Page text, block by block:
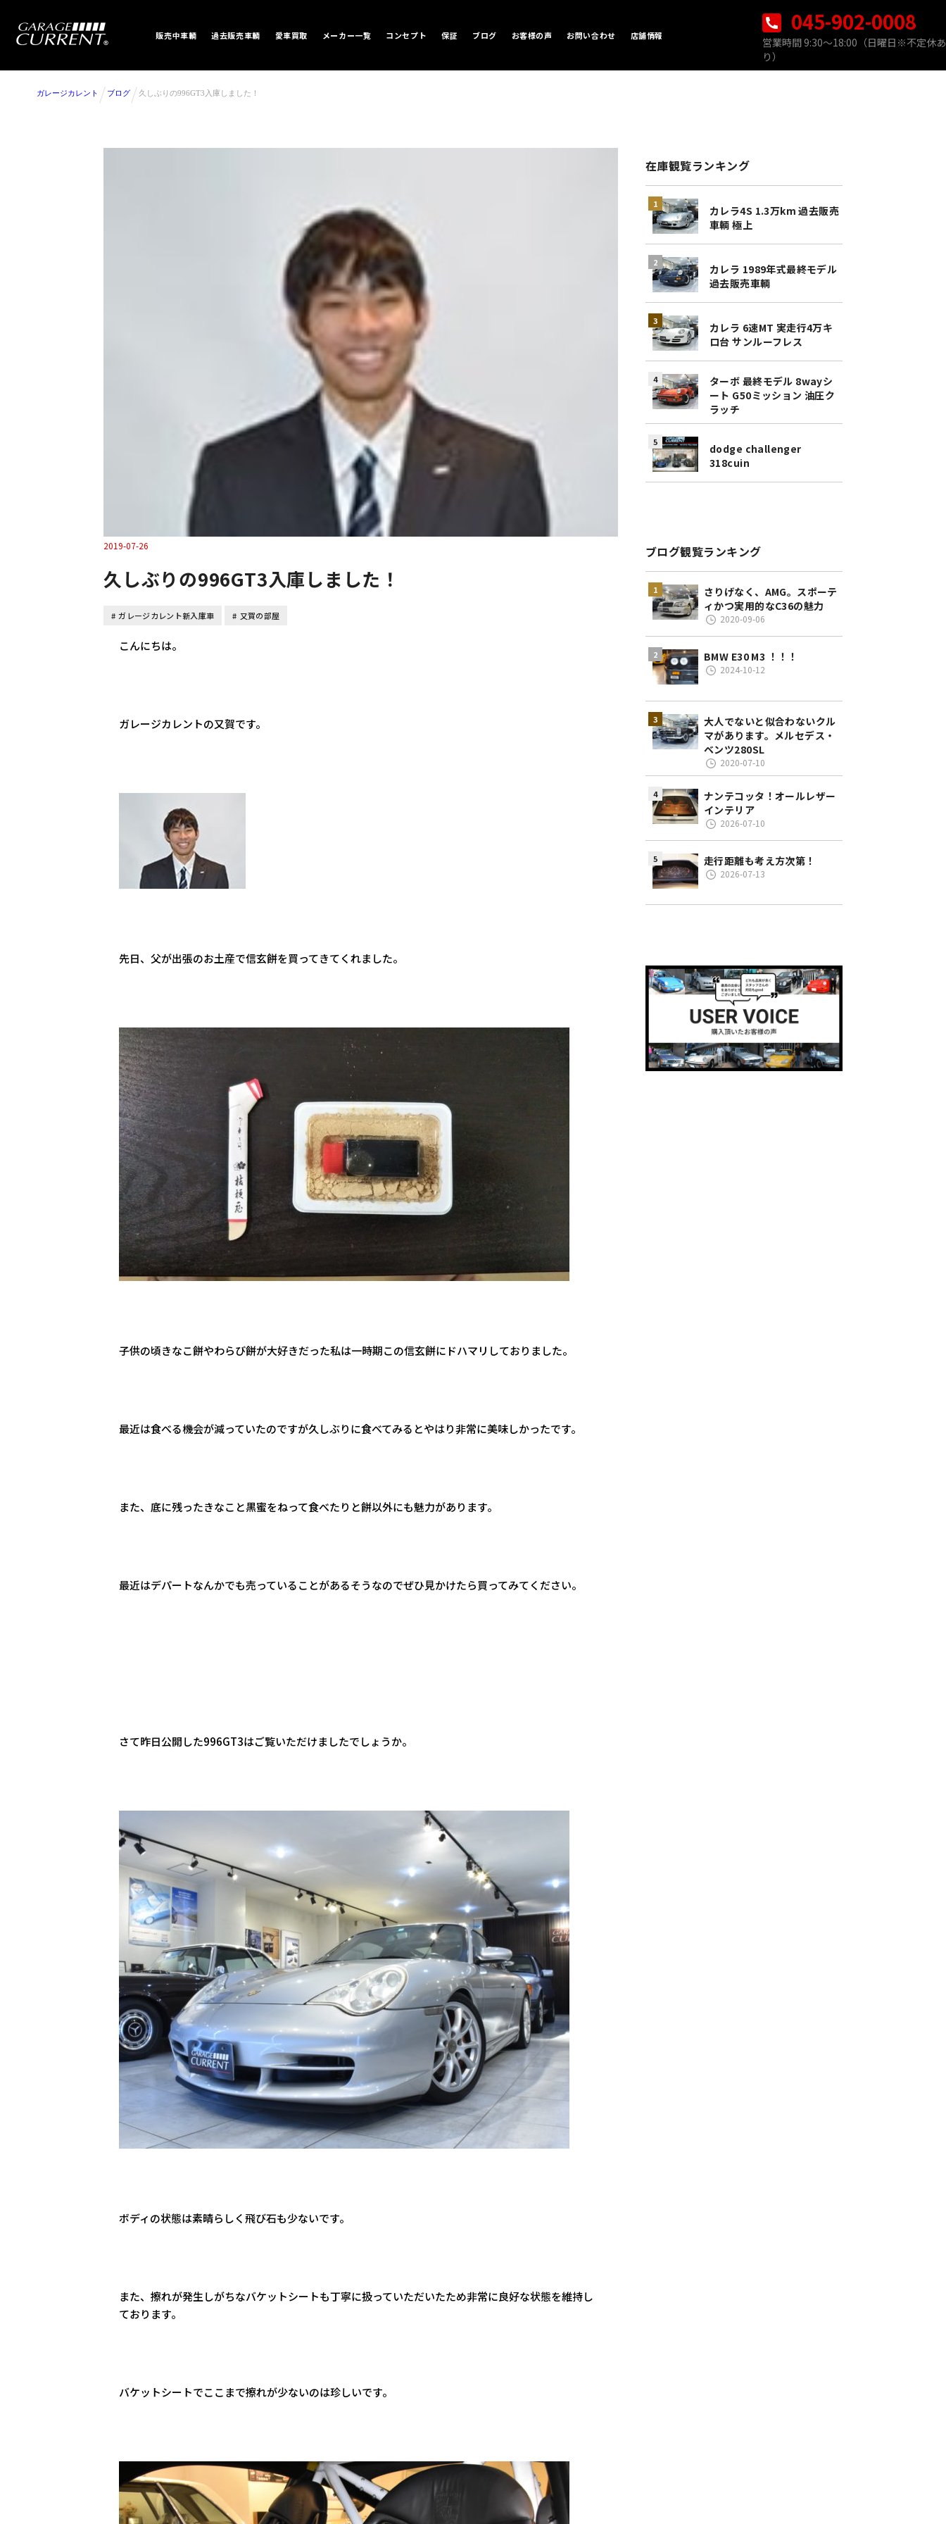
販売中車輌 過去販売車輌 愛車買取 メーカー一覧 コンセプト 保証 ブログ お客様の声 お問い合わせ 店舗情報 045-902-0008
営業時間 9:30〜18:00（日曜日※不定休あ
り）
ガレージカレント ブログ 久しぶりの996GT3入庫しました！
2019-07-26
久しぶりの996GT3入庫しました！
ガレージカレント新入庫車 又賀の部屋
こんにちは。
ガレージカレントの又賀です。
先日、父が出張のお土産で信玄餅を買ってきてくれました。
子供の頃きなこ餅やわらび餅が大好きだった私は一時期この信玄餅にドハマリしておりました。
最近は食べる機会が減っていたのですが久しぶりに食べてみるとやはり非常に美味しかったです。
また、底に残ったきなこと黒蜜をねって食べたりと餅以外にも魅力があります。
最近はデパートなんかでも売っていることがあるそうなのでぜひ見かけたら買ってみてください。
さて昨日公開した996GT3はご覧いただけましたでしょうか。
ボディの状態は素晴らしく飛び石も少ないです。
また、擦れが発生しがちなバケットシートも丁寧に扱っていただいたため非常に良好な状態を維持し
ております。
バケットシートでここまで擦れが少ないのは珍しいです。
在庫観覧ランキング
カレラ4S 1.3万km 過去販売
車輌 極上
カレラ 1989年式最終モデル
過去販売車輌
カレラ 6速MT 実走行4万キ
ロ台 サンルーフレス
ターボ 最終モデル 8wayシ
ート G50ミッション 油圧ク
ラッチ
dodge challenger
318cuin
ブログ観覧ランキング
さりげなく、AMG。スポーテ
ィかつ実用的なC36の魅力
2020-09-06
BMW E30 M3 ！！！
2024-10-12
大人でないと似合わないクル
マがあります。メルセデス・
ベンツ280SL
2020-07-10
ナンテコッタ！オールレザー
インテリア
2026-07-10
走行距離も考え方次第！
2026-07-13